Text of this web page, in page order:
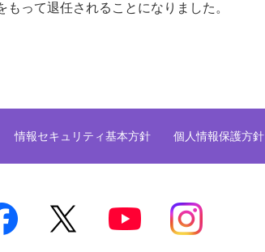
って退任されることになりました。
情報セキュリティ基本方針 個人情報保護方針